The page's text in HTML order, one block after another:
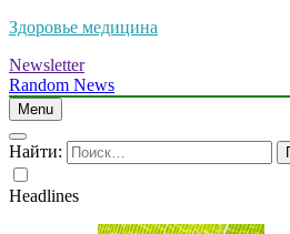
Здоровье медицина
Newsletter
Random News
Menu
Найти:
Headlines